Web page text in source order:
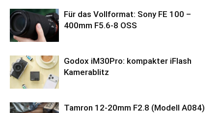
Für das Vollformat: Sony FE 100 –
400mm F5.6-8 OSS
Godox iM30Pro: kompakter iFlash
Kamerablitz
Tamron 12-20mm F2.8 (Modell A084)